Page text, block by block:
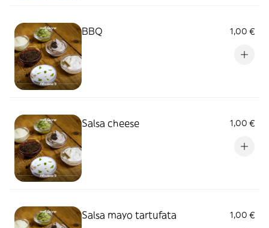
BBQ 1,00 €
Salsa cheese 1,00 €
Salsa mayo tartufata 1,00 €